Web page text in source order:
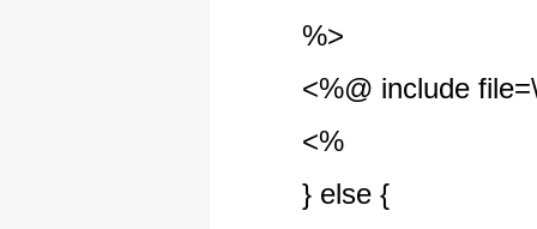
%>
<%@ include
<%
} else {